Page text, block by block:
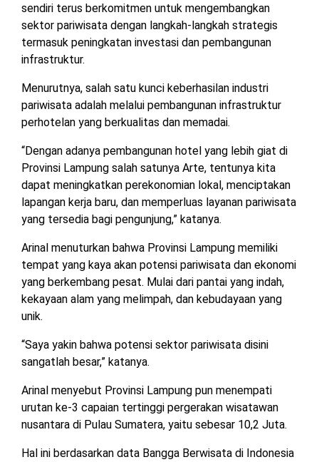
DPRD
TULANG
BAWANG
TULANG
BAWANG
BARAT
DPRD
WAYKANAN
INFO
KEBIJAKAN
SOSIAL
PEDOMAN
SIBER
REDAKSI
TENTANG
sendiri terus berkomitmen untuk mengembangkan
sektor pariwisata dengan langkah-langkah strategis
termasuk peningkatan investasi dan pembangunan
infrastruktur.
Menurutnya, salah satu kunci keberhasilan industri
pariwisata adalah melalui pembangunan infrastruktur
perhotelan yang berkualitas dan memadai.
“Dengan adanya pembangunan hotel yang lebih giat di
Provinsi Lampung salah satunya Arte, tentunya kita
dapat meningkatkan perekonomian lokal, menciptakan
lapangan kerja baru, dan memperluas layanan pariwisata
yang tersedia bagi pengunjung,” katanya.
Arinal menuturkan bahwa Provinsi Lampung memiliki
tempat yang kaya akan potensi pariwisata dan ekonomi
yang berkembang pesat. Mulai dari pantai yang indah,
kekayaan alam yang melimpah, dan kebudayaan yang
unik.
“Saya yakin bahwa potensi sektor pariwisata disini
sangatlah besar,” katanya.
Arinal menyebut Provinsi Lampung pun menempati
urutan ke-3 capaian tertinggi pergerakan wisatawan
nusantara di Pulau Sumatera, yaitu sebesar 10,2 Juta.
Hal ini berdasarkan data Bangga Berwisata di Indonesia